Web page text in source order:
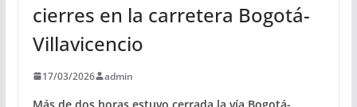
cierres en la carretera Bogotá-
Villavicencio
17/03/2026 admin
Más de dos horas estuvo cerrada la vía Bogotá-